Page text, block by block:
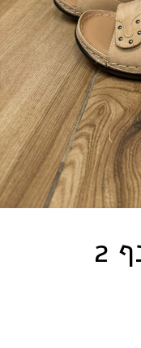
דגם רונאל- כפכף 2